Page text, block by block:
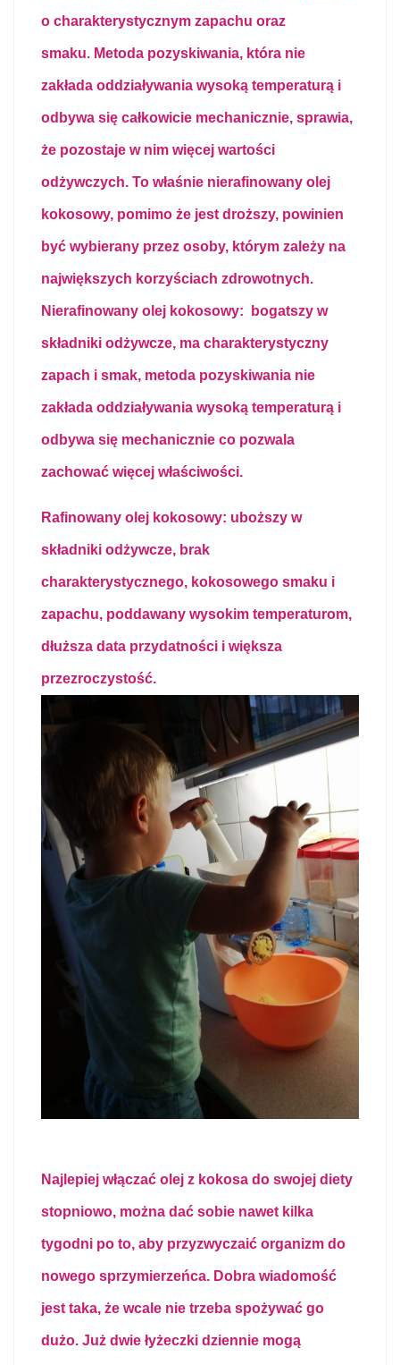
o charakterystycznym zapachu oraz
smaku. Metoda pozyskiwania, która nie
zakłada oddziaływania wysoką temperaturą i
odbywa się całkowicie mechanicznie, sprawia,
że pozostaje w nim więcej wartości
odżywczych. To właśnie nierafinowany olej
kokosowy, pomimo że jest droższy, powinien
być wybierany przez osoby, którym zależy na
największych korzyściach zdrowotnych.
Nierafinowany olej kokosowy: bogatszy w
składniki odżywcze, ma charakterystyczny
zapach i smak, metoda pozyskiwania nie
zakłada oddziaływania wysoką temperaturą i
odbywa się mechanicznie co pozwala
zachować więcej właściwości.
Rafinowany olej kokosowy: u boższy w
składniki odżywcze, brak
charakterystycznego, kokosowego smaku i
zapachu, poddawany wysokim temperaturom,
dłuższa data przydatności i większa
przezroczystość.
Najlepiej włączać olej z kokosa do swojej diety
stopniowo, można dać sobie nawet kilka
tygodni po to, aby przyzwyczaić organizm do
nowego sprzymierzeńca. Dobra wiadomość
jest taka, że wcale nie trzeba spożywać go
dużo. Już dwie łyżeczki dziennie mogą